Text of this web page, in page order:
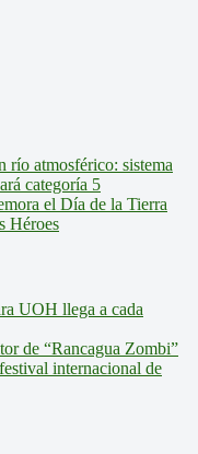
río atmosférico: sistema
categoría 5
el Día de la Tierra
Héroes
UOH llega a cada
de “Rancagua Zombi”
internacional de